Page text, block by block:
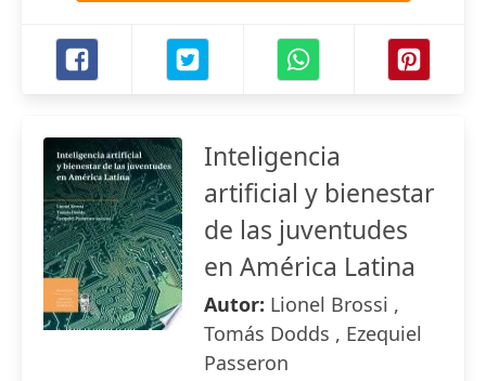
Inteligencia
artificial y bienestar
de las juventudes
en América Latina
Autor: Lionel Brossi ,
Tomás Dodds , Ezequiel
Passeron